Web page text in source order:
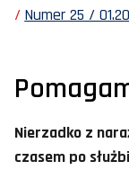
Numer 25 /
Nierzadko z
czasem po